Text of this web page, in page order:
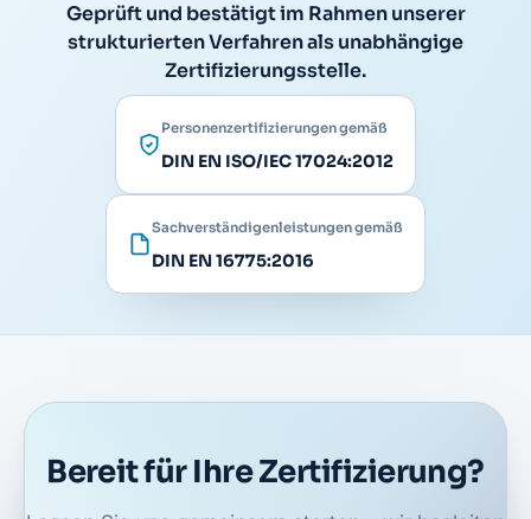
Geprüft und bestätigt im Rahmen unserer
strukturierten Verfahren als unabhängige
Zertifizierungsstelle.
Personenzertifizierungen gemäß
DIN EN ISO/IEC 17024:2012
Sachverständigenleistungen gemäß
DIN EN 16775:2016
Bereit für Ihre Zertifizierung?